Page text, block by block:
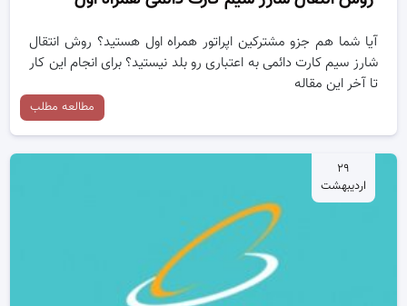
آیا شما هم جزو مشترکین اپراتور همراه اول هستید؟ روش انتقال
شارز سیم کارت دائمی به اعتباری رو بلد نیستید؟ برای انجام این کار
تا آخر این مقاله
مطالعه مطلب
۲۹
اردیبهشت